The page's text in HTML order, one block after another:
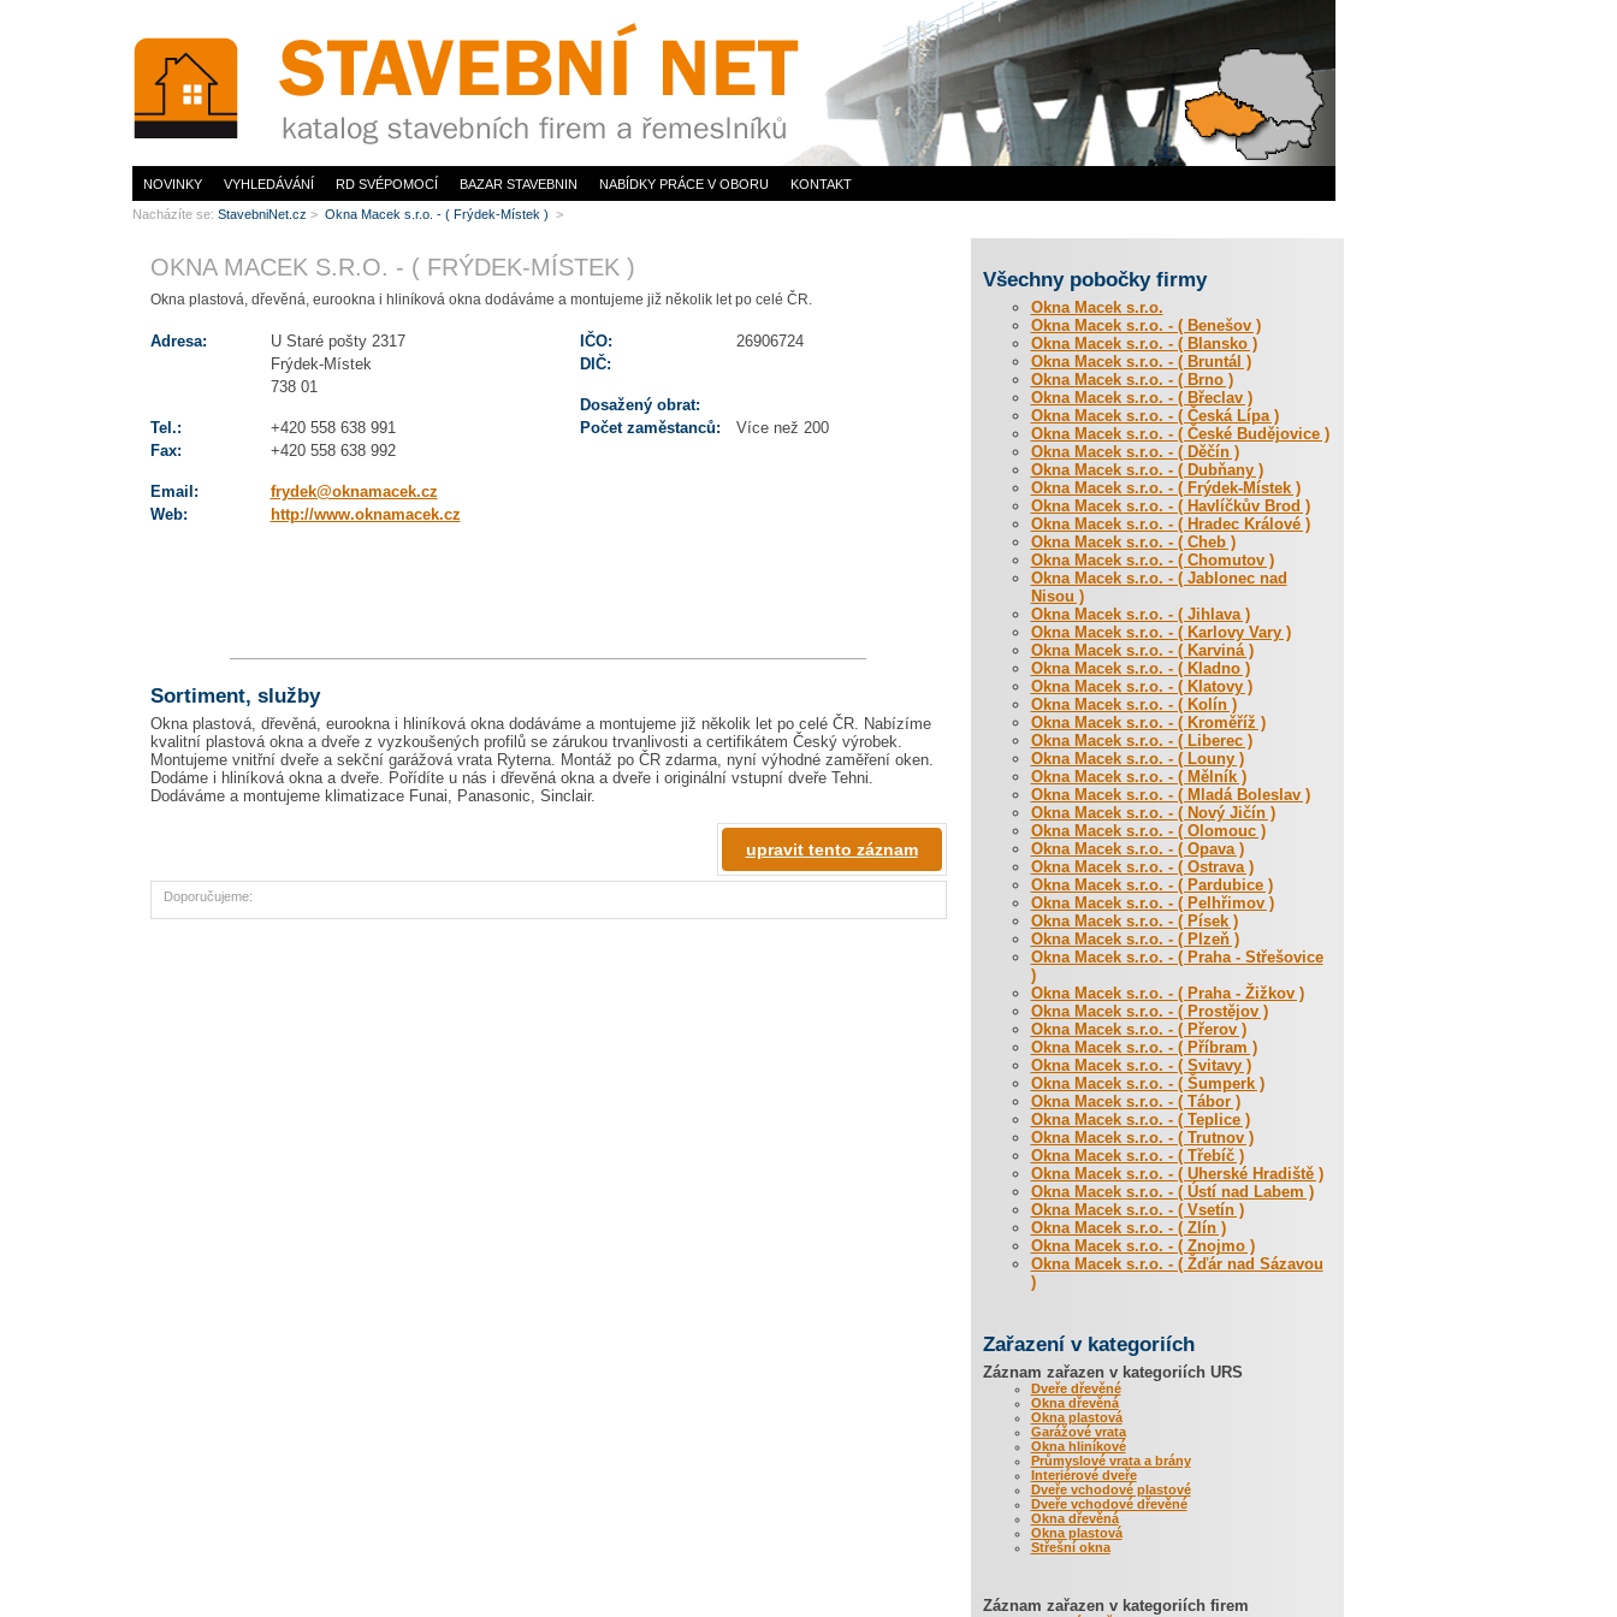
OKNA MACEK S.R.O. - ( FRÝDEK-MÍSTEK )
Okna plastová, dřevěná, eurookna i hliníková okna dodáváme a montujeme již několik let po celé ČR.
Adresa:
U Staré pošty 2317
Frýdek-Místek
738 01
Tel.:
+420 558 638 991
Fax:
+420 558 638 992
Email:
frydek@oknamacek.cz
Web:
http://www.oknamacek.cz
IČO:
26906724
DIČ:
Dosažený obrat:
Počet zaměstanců:
Více než 200
Sortiment, služby
Okna plastová, dřevěná, eurookna i hliníková okna dodáváme a montujeme již několik let po celé ČR. Nabízíme
kvalitní plastová okna a dveře z vyzkoušených profilů se zárukou trvanlivosti a certifikátem Český výrobek.
Montujeme vnitřní dveře a sekční garážová vrata Ryterna. Montáž po ČR zdarma, nyní výhodné zaměření oken.
Dodáme i hliníková okna a dveře. Pořídíte u nás i dřevěná okna a dveře i originální vstupní dveře Tehni.
Dodáváme a montujeme klimatizace Funai, Panasonic, Sinclair.
upravit tento záznam
Doporučujeme:
Všechny pobočky firmy
Okna Macek s.r.o.
Okna Macek s.r.o. - ( Benešov )
Okna Macek s.r.o. - ( Blansko )
Okna Macek s.r.o. - ( Bruntál )
Okna Macek s.r.o. - ( Brno )
Okna Macek s.r.o. - ( Břeclav )
Okna Macek s.r.o. - ( Česká Lípa )
Okna Macek s.r.o. - ( České Budějovice )
Okna Macek s.r.o. - ( Děčín )
Okna Macek s.r.o. - ( Dubňany )
Okna Macek s.r.o. - ( Frýdek-Místek )
Okna Macek s.r.o. - ( Havlíčkův Brod )
Okna Macek s.r.o. - ( Hradec Králové )
Okna Macek s.r.o. - ( Cheb )
Okna Macek s.r.o. - ( Chomutov )
Okna Macek s.r.o. - ( Jablonec nad
Nisou )
Okna Macek s.r.o. - ( Jihlava )
Okna Macek s.r.o. - ( Karlovy Vary )
Okna Macek s.r.o. - ( Karviná )
Okna Macek s.r.o. - ( Kladno )
Okna Macek s.r.o. - ( Klatovy )
Okna Macek s.r.o. - ( Kolín )
Okna Macek s.r.o. - ( Kroměříž )
Okna Macek s.r.o. - ( Liberec )
Okna Macek s.r.o. - ( Louny )
Okna Macek s.r.o. - ( Mělník )
Okna Macek s.r.o. - ( Mladá Boleslav )
Okna Macek s.r.o. - ( Nový Jičín )
Okna Macek s.r.o. - ( Olomouc )
Okna Macek s.r.o. - ( Opava )
Okna Macek s.r.o. - ( Ostrava )
Okna Macek s.r.o. - ( Pardubice )
Okna Macek s.r.o. - ( Pelhřimov )
Okna Macek s.r.o. - ( Písek )
Okna Macek s.r.o. - ( Plzeň )
Okna Macek s.r.o. - ( Praha - Střešovice
)
Okna Macek s.r.o. - ( Praha - Žižkov )
Okna Macek s.r.o. - ( Prostějov )
Okna Macek s.r.o. - ( Přerov )
Okna Macek s.r.o. - ( Příbram )
Okna Macek s.r.o. - ( Svitavy )
Okna Macek s.r.o. - ( Šumperk )
Okna Macek s.r.o. - ( Tábor )
Okna Macek s.r.o. - ( Teplice )
Okna Macek s.r.o. - ( Trutnov )
Okna Macek s.r.o. - ( Třebíč )
Okna Macek s.r.o. - ( Uherské Hradiště )
Okna Macek s.r.o. - ( Ústí nad Labem )
Okna Macek s.r.o. - ( Vsetín )
Okna Macek s.r.o. - ( Zlín )
Okna Macek s.r.o. - ( Znojmo )
Okna Macek s.r.o. - ( Žďár nad Sázavou
)
Zařazení v kategoriích
Záznam zařazen v kategoriích URS
Dveře dřevěné
Okna dřevěná
Okna plastová
Garážové vrata
Okna hliníkové
Průmyslové vrata a brány
Interiérové dveře
Dveře vchodové plastové
Dveře vchodové dřevěné
Okna dřevěná
Okna plastová
Střešní okna
Záznam zařazen v kategoriích firem
NOVINKY VYHLEDÁVÁNÍ RD SVÉPOMOCÍ BAZAR STAVEBNIN NABÍDKY PRÁCE V OBORU KONTAKT
Nacházíte se: StavebniNet.cz > Okna Macek s.r.o. - ( Frýdek-Místek ) >